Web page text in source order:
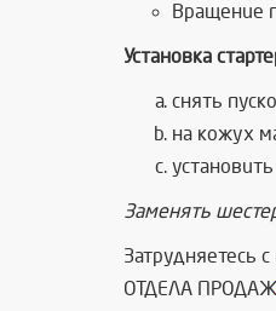
Вращение
Установка
снять
на кожух
Заменять
Затрудняетесь
ОТДЕЛА ПРОДАЖ